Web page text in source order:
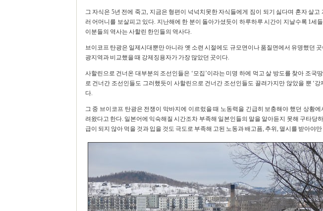
그 자식은 5년 전에 죽고, 지금은 형편이 넉넉치못한 자식들에게 짐이 되기 싫다며 혼자 살고
러 어머니를 보살피고 있다. 지난해에 한 분이 돌아가셨듯이 하루하루 시간이 지날수록 1세
이분들의 역사는 사할린 한인들의 역사다.
브이코프 탄광은 일제시대뿐만 아니라 옛 소련 시절에도 규모면이나 품질면에서 유명했던
광지역과 비교했을 때 강제징용자가 가장 많았던 곳이다.
사할린으로 건너온 대부분의 조선인들은 ‘모집’이라는 미명 하에 먹고 살 방도를 찾아 조국
로 건너간 조선인들도 그러했듯이 사할린으로 건너간 조선인들도 끌려가지만 않았을 뿐 ‘강
다.
그 중 브이코프 탄광은 전쟁이 막바지에 이르렀을 때 노동력을 긴급히 보충해야 했던 상황에
려왔다고 한다. 일본어에 익숙해질 시간조차 부족해 일본인들의 말을 알아듣지 못해 구타당
급이 되지 않아 먹을 것과 입을 것도 극도로 부족해 고된 노동과 배고픔, 추위, 멸시를 받아야만